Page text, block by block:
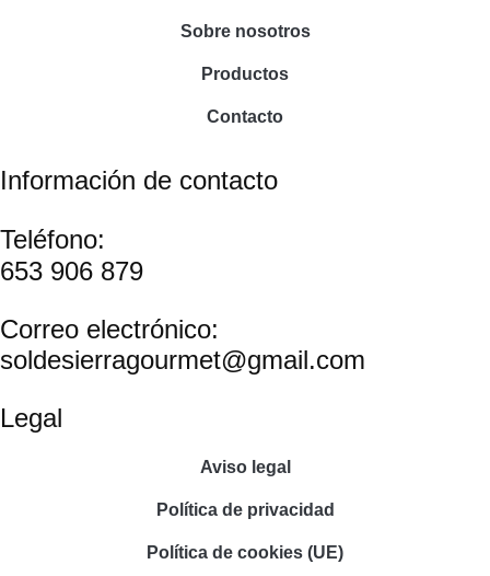
Sobre nosotros
Productos
Contacto
Información de contacto
Teléfono:
653 906 879
Correo electrónico:
soldesierragourmet@gmail.com
Legal
Aviso legal
Política de privacidad
Política de cookies (UE)